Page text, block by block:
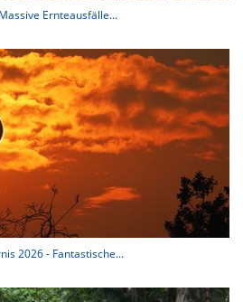
Ernteausfälle...
2026 - Fantastische...